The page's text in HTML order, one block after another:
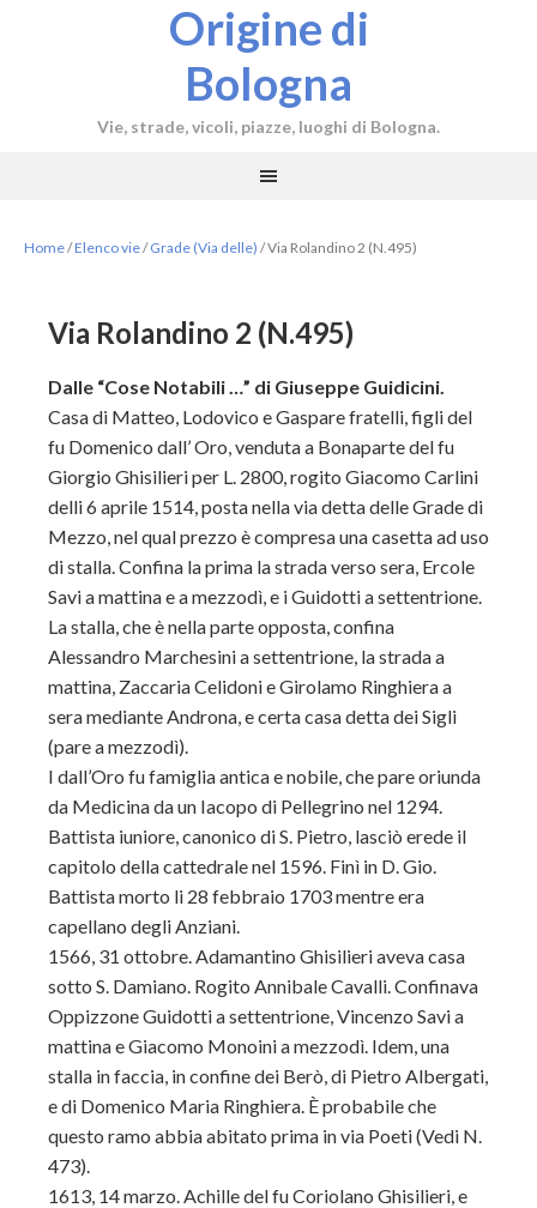
Origine di
Bologna
Vie, strade, vicoli, piazze, luoghi di Bologna.
Home/Elenco vie/ Grade (Via delle) /Via Rolandino 2 (N.495)
Via Rolandino 2 (N.495)
Dalle “Cose Notabili …” di Giuseppe Guidicini.
Casa di Matteo, Lodovico e Gaspare fratelli, figli del
fu Domenico dall’ Oro, venduta a Bonaparte del fu
Giorgio Ghisilieri per L. 2800, rogito Giacomo Carlini
delli 6 aprile 1514, posta nella via detta delle Grade di
Mezzo, nel qual prezzo è compresa una casetta ad uso
di stalla. Confina la prima la strada verso sera, Ercole
Savi a mattina e a mezzodì, e i Guidotti a settentrione.
La stalla, che è nella parte opposta, confina
Alessandro Marchesini a settentrione, la strada a
mattina, Zaccaria Celidoni e Girolamo Ringhiera a
sera mediante Androna, e certa casa detta dei Sigli
(pare a mezzodì).
I dall’Oro fu famiglia antica e nobile, che pare oriunda
da Medicina da un Iacopo di Pellegrino nel 1294.
Battista iuniore, canonico di S. Pietro, lasciò erede il
capitolo della cattedrale nel 1596. Finì in D. Gio.
Battista morto li 28 febbraio 1703 mentre era
capellano degli Anziani.
1566, 31 ottobre. Adamantino Ghisilieri aveva casa
sotto S. Damiano. Rogito Annibale Cavalli. Confinava
Oppizzone Guidotti a settentrione, Vincenzo Savi a
mattina e Giacomo Monoini a mezzodì. Idem, una
stalla in faccia, in confine dei Berò, di Pietro Albergati,
e di Domenico Maria Ringhiera. È probabile che
questo ramo abbia abitato prima in via Poeti (Vedi N.
473).
1613, 14 marzo. Achille del fu Coriolano Ghisilieri, e